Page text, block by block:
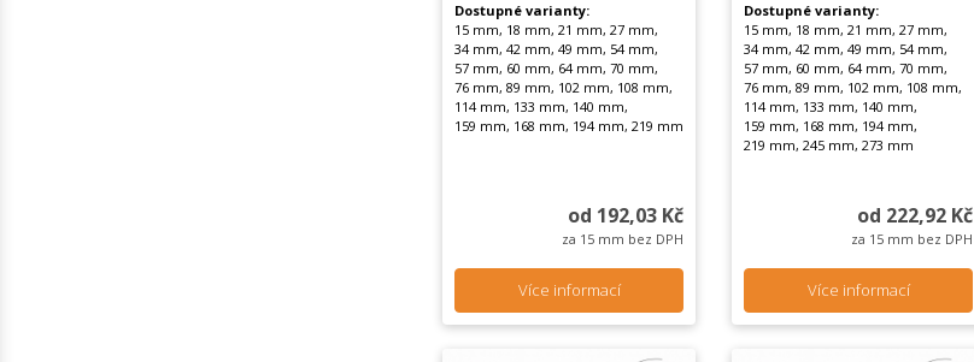
Dostupné varianty:
15 mm, 18 mm, 21 mm, 27 mm,
34 mm, 42 mm, 49 mm, 54 mm,
57 mm, 60 mm, 64 mm, 70 mm,
76 mm, 89 mm, 102 mm, 108 mm,
114 mm, 133 mm, 140 mm,
159 mm, 168 mm, 194 mm, 219 mm
od 192,03 Kč
za 15 mm bez DPH
Více informací
Dostupné varianty:
15 mm, 18 mm, 21 mm, 27 mm,
34 mm, 42 mm, 49 mm, 54 mm,
57 mm, 60 mm, 64 mm, 70 mm,
76 mm, 89 mm, 102 mm, 108 mm,
114 mm, 133 mm, 140 mm,
159 mm, 168 mm, 194 mm,
219 mm, 245 mm, 273 mm
od 222,92 Kč
za 15 mm bez DPH
Více informací